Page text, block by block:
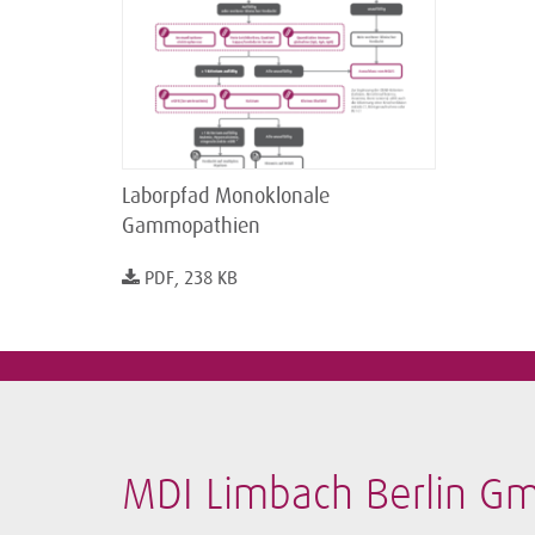
Laborpfad Monoklonale
Gammopathien
PDF, 238 KB
MDI Limbach Berlin